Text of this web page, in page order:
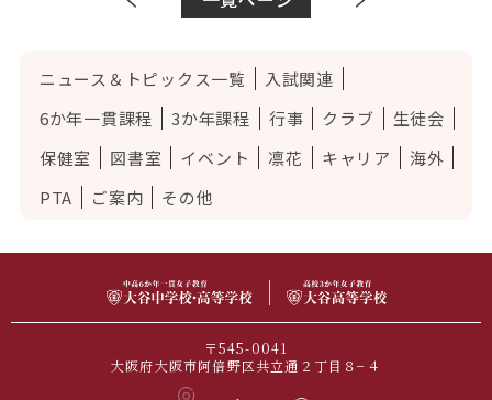
ニュース＆トピックス一覧
入試関連
6か年一貫課程
3か年課程 行事 クラブ
生徒会
保健室
図書室 イベント 凛花 キャリア
海外
PTA
ご案内 その他
〒545-0041
大阪府大阪市阿倍野区共立通２丁目８−４